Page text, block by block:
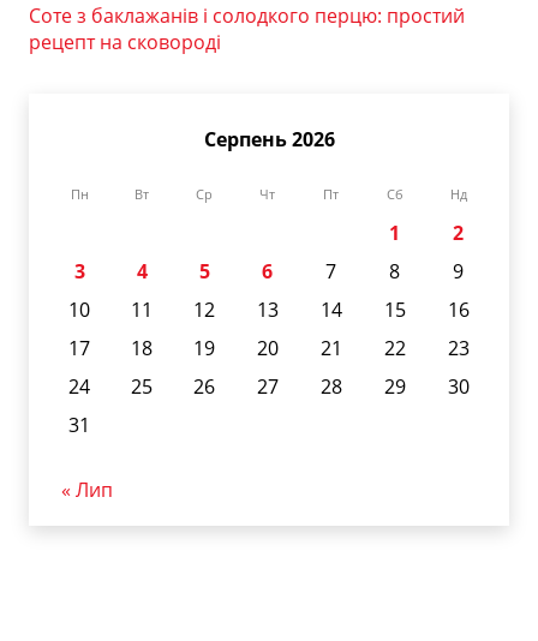
Соте з баклажанів і солодкого перцю: простий
рецепт на сковороді
Серпень 2026
Пн Вт Ср Чт Пт Сб Нд
1
2
3
4 5 6 7 8
9
10
11 12 13 14 15
16
17
18 19 20 21 22
23
24
25 26 27 28 29
30
31
« Лип